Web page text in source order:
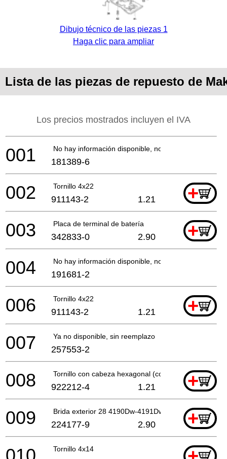
Dibujo técnico de las piezas 1
Haga clic para ampliar
Lista de las piezas de repuesto de
Los precios mostrados incluyen el IVA
No hay información disponible, no se puede pedir
001 181389-6
Tornillo 4x22 +
002 911143-2 1.21
Placa de terminal de batería +
003 342833-0 2.90
No hay información disponible, no se puede pedir
004 191681-2
Tornillo 4x22 +
006 911143-2 1.21
Ya no disponible, sin reemplazo
007 257553-2
Tornillo con cabeza hexagonal (con brida) M5x12
+
008 922212-4 1.21
Brida exterior 28 4190Dw-4191Dwa +
009 224177-9 2.90
Tornillo 4x14